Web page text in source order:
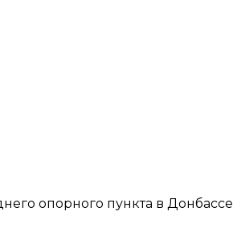
опорного пункта в Донбассе